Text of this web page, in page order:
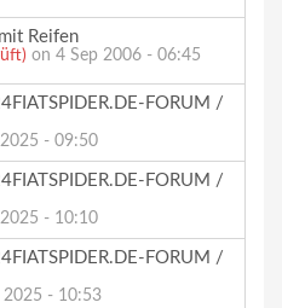
Reifen
on 4 Sep 2006 - 06:45
FORUM /
- 09:50
FORUM /
- 10:10
FORUM /
- 10:53